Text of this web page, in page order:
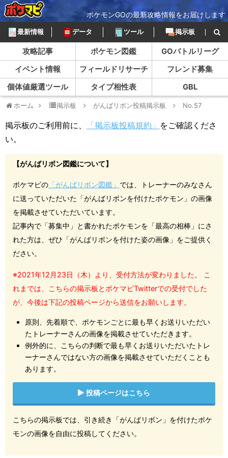
ポケモンGOの最新攻略情報をお届けします
最新情報 データ ツール 掲示板
攻略記事 ポケモン図鑑
GOバトルリーグ
イベント情報
フィールドリサーチ
フレンド募集
個体値厳選ツール
タイプ相性表 GBL
ホーム 掲示板 がんばリボン投稿掲示板 No.57
掲示板のご利用前に、 「掲示板投稿規約」 をご確認くださ
い。
【がんばリボン図鑑について】
ポケマピの 「がんばリボン図鑑」 では、トレーナーのみなさん
に送っていただいた「がんばリボンを付けたポケモン」の画像
を掲載させていただいています。
記事内で「募集中」と書かれたポケモンを「最高の相棒」にさ
れた方は、ぜひ「がんばリボンを付けた姿の画像」をご提供く
ださい。
※2021年12月23日（木）より、受付方法が変わりました。 こ
れまでは、こちらの掲示板とポケマピTwitterでの受付でした
が、今後は下記の投稿ページから送信をお願いします。
原則、先着順で、ポケモンごとに最も早くお送りいただい
たトレーナーさんの画像を掲載させていただきます。
例外的に、こちらの判断で最も早くお送りいただいたトレ
ーナーさんではない方の画像を掲載させていただくことも
あります。
投稿ページはこちら
こちらの掲示板では、引き続き「がんばリボン」を付けたポケ
モンの画像を自由に投稿してください。